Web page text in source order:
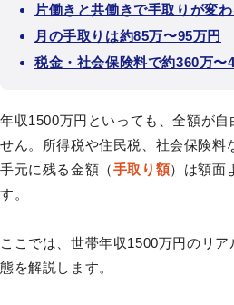
片働きと共働きで手取りが変わ
月の手取りは約85万〜95万円
税金・社会保険料で約360万〜
年収1500万円といっても、全額が自
せん。所得税や住民税、社会保険料
手元に残る金額（手取り額）は額面
す。
ここでは、世帯年収1500万円のリ
態を解説します。